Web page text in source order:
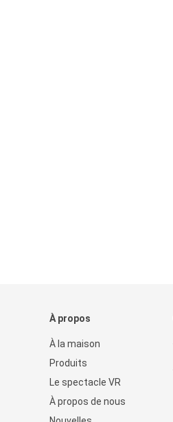
À propos
À la maison
Produits
Le spectacle VR
À propos de nous